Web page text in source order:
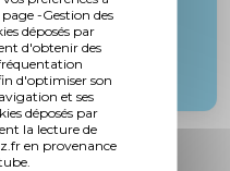
-Gestion des
déposés par
d'obtenir des
d'optimiser son
et ses
déposés par
la lecture de
en provenance